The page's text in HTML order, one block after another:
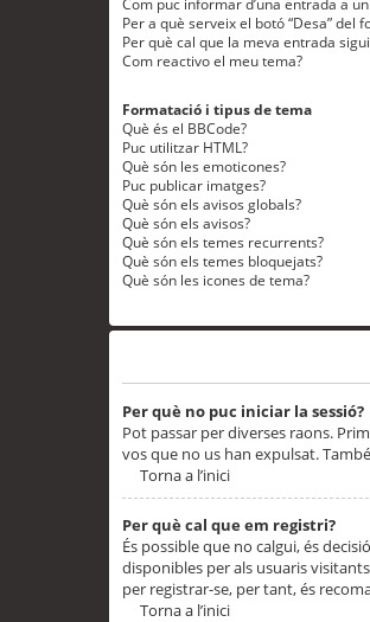
Com puc informar d’una entrada a
Per a què serveix el botó “Desa” del
Per què cal que la meva entrada
Com reactivo el meu tema?
Formatació i tipus de tema
Què és el BBCode?
Puc utilitzar HTML?
Què són les emoticones?
Puc publicar imatges?
Què són els avisos globals?
Què són els avisos?
Què són els temes recurrents?
Què són els temes bloquejats?
Què són les icones de tema?
Per què no puc iniciar la sessió?
Pot passar per diverses raons.
vos que no us han expulsat.
Torna a l’inici
Per què cal que em registri?
És possible que no calgui, és
disponibles per als usuaris
per registrar-se, per tant, és
Torna a l’inici